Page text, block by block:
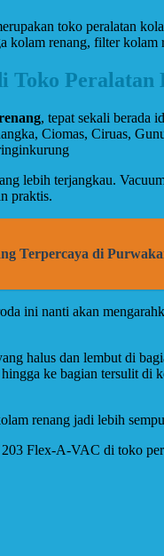
toko peralatan
kolam renang, filter
Peralatan
, tepat sekali berada
Ciomas, Ciruas,
lebih terjangkau.
praktis.
Terpercaya di
ini nanti akan
halus dan lembut di
ke bagian tersulit
renang jadi lebih
Flex-A-VAC di toko